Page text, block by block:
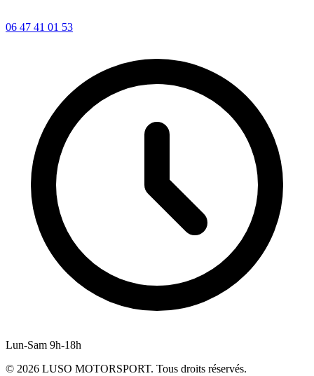
06 47 41 01 53
Lun-Sam 9h-18h
© 2026 LUSO MOTORSPORT. Tous droits réservés.